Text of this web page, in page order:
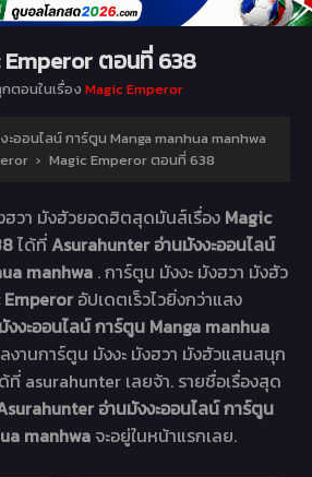
Emperor ตอนที่ 638
ตอนในเรื่อง Magic Emperor
ออนไลน์ การ์ตูน Manga manhua manhwa
› Magic Emperor ตอนที่ 638
ฮวา มังฮัวยอดฮิตสุดมันส์เรื่อง Magic
ได้ที่Asurahunter อ่านมังงะออนไลน์
manhwa . การ์ตูน มังงะ มังฮวา มังฮัว
Emperor อัปเดตเร็วไวยิ่งกว่าแสง
งะออนไลน์ การ์ตูน Manga manhua
งานการ์ตูน มังงะ มังฮวา มังฮัวแสนสนุก
ที่ asurahunter เลยจ้า. รายชื่อเรื่องสุด
อ่านมังงะออนไลน์ การ์ตูน
manhwa จะอยู่ในหน้าแรกเลย.